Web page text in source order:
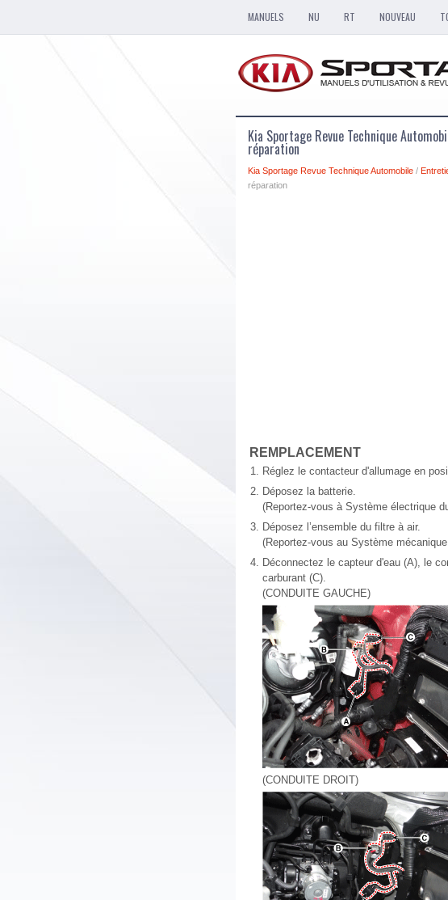
MANUELS NU RT NOUVEAU
Kia Sportage Revue Technique
réparation
Kia Sportage Revue Technique Automobile /
réparation
REMPLACEMENT
1. Réglez le contacteur d'allumage en
2. Déposez la batterie.
(Reportez-vous à Système électrique
3. Déposez l’ensemble du filtre à air.
(Reportez-vous au Système
4. Déconnectez le capteur d'eau (A), le
carburant (C).
(CONDUITE GAUCHE)
(CONDUITE DROIT)